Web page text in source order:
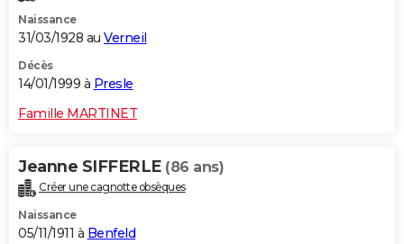
Naissance
31/03/1928 au Verneil
Décès
14/01/1999 à Presle
Famille MARTINET
Jeanne SIFFERLE (86 ans)
Créer une cagnotte obsèques
Naissance
05/11/1911 à Benfeld